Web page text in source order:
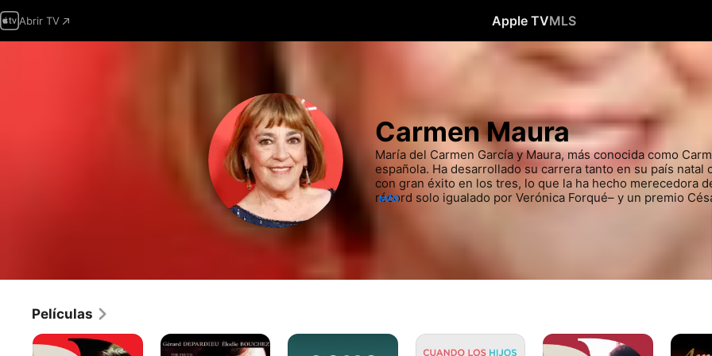
Abrir TV Apple TVMLS
Carmen Maura
María del Carmen García y Maura, más conocida como
española. Ha desarrollado su carrera tanto en su país natal
con gran éxito en los tres, lo que la ha hecho merecedora
récord solo igualado por Verónica Forqué– y un premio
como del premio a la mejor actriz del prestigioso Festival
MÁS
Películas
Volver
Pacto
Del
Como
Cuando
los
La
ley
Arroz
y